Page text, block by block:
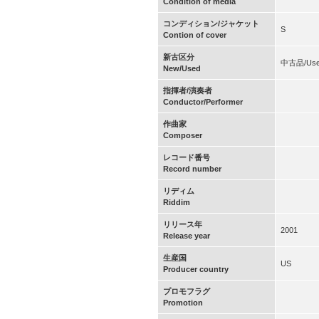
コンディション/ジャケット
Contion of cover
S
新古区分
New/Used
中古品/
指揮者/演奏者
Conductor/Performer
作曲家
Composer
レコード番号
Record number
リディム
Riddim
リリース年
Release year
2001
生産国
Producer country
US
プロモフラグ
Promotion